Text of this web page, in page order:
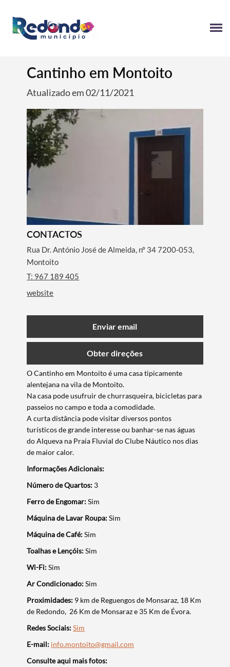
Termo de Pesquisa
Categorias gerais
Cantinho em Montoito
Atualizado em 02/11/2021
CONTACTOS
Rua Dr. António José de Almeida, nº 34 7200-053,
Montoito
T: 967 189 405
website
Enviar email
Obter direções
O Cantinho em Montoito é uma casa tipicamente
alentejana na vila de Montoito.
Na casa pode usufruir de churrasqueira, bicicletas para
passeios no campo e toda a comodidade.
A curta distância pode visitar diversos pontos
turísticos de grande interesse ou banhar-se nas águas
do Alqueva na Praia Fluvial do Clube Náutico nos dias
de maior calor.
Informações Adicionais:
Número de Quartos: 3
Ferro de Engomar:Sim
Máquina de Lavar Roupa:Sim
Máquina de Café:Sim
Toalhas e Lençóis:Sim
Wi-Fi:Sim
Ar Condicionado:Sim
Proximidades: 9 km de Reguengos de Monsaraz, 18 Km
de Redondo, 26 Km de Monsaraz e 35 Km de Évora.
Redes Sociais:Sim
E-mail: info.montoito@gmail.com
Consulte aqui mais fotos: